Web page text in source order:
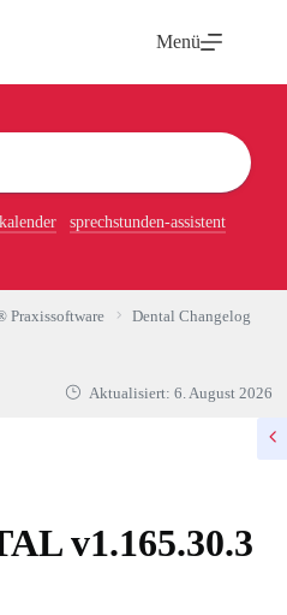
Menü
kalender
sprechstunden-assistent
Praxissoftware
Dental Changelog
Aktualisiert: 6. August 2026
v1.165.30.3